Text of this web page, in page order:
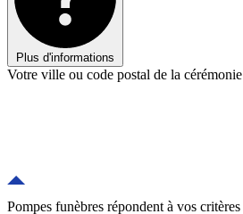
Plus d'informations
Votre ville ou code postal de la cérémonie
Pompes funèbres répondent à vos critères